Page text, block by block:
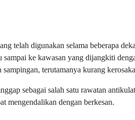
telah digunakan selama beberapa
ke kawasan yang dijangkiti
terutamanya kurang
sebagai salah satu rawatan
mengendalikan dengan berkesan.